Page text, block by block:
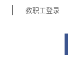
教职工登录